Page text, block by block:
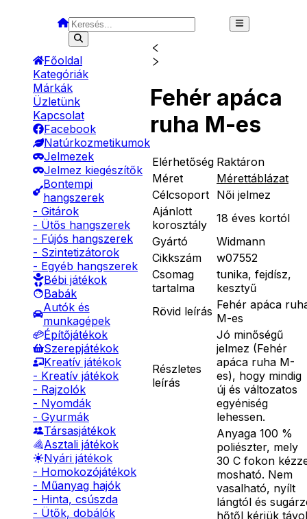
Főoldal
Kategóriák
Márkák
Üzletünk
Kapcsolat
Facebook
Natúrkozmetikumok
Jelmezek
Jelmez kiegészítők
Bontempi
hangszerek
- Gitárok
- Ütős hangszerek
- Fújós hangszerek
- Szintetizátorok
- Egyéb hangszerek
Bébi játékok
Babák
Autók és
munkagépek
Építőjátékok
Szerepjátékok
Kreatív játékok
- Kreatív játékok
- Rajzolók
- Nyomdák
- Gyurmák
Társasjátékok
Asztali játékok
Nyári játékok
- Homokozójátékok
- Műanyag hajók
- Hinta, csúszda
- Ütők, dobálók
Fehér apáca
ruha M-es
Elérhetőség Raktáron
Méret
Mérettáblázat
Célcsoport Női jelmez
Ajánlott
korosztály
18 éves kortól
Gyártó
Widmann
Cikkszám
w07552
Csomag
tartalma
tunika, fejdísz,
kesztyű
Rövid leírás Fehér apáca
M-es
Részletes
leírás
Jó minőségű
jelmez (Fehér
apáca ruha M-
es), hogy mindig
új és változatos
egyéniség
lehessen.
Anyaga 100 %
poliészter, mely
30 C fokon
mosható. Nem
vasalható, nyílt
lángtól és
hőtől kérjük távol